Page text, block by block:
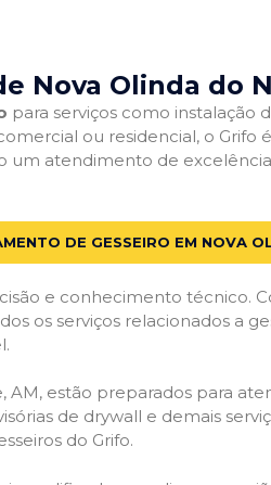
Nova Olinda do
para serviços como instalação
ou residencial, o
um atendimento de
DE GESSEIRO EM NOVA
e conhecimento técnico.
os serviços relacionados a
estão preparados para
de drywall e demais
do Grifo.